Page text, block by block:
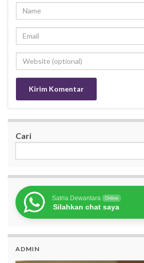
Cari
Satria Dewantara Online
Silahkan chat saya
ADMIN